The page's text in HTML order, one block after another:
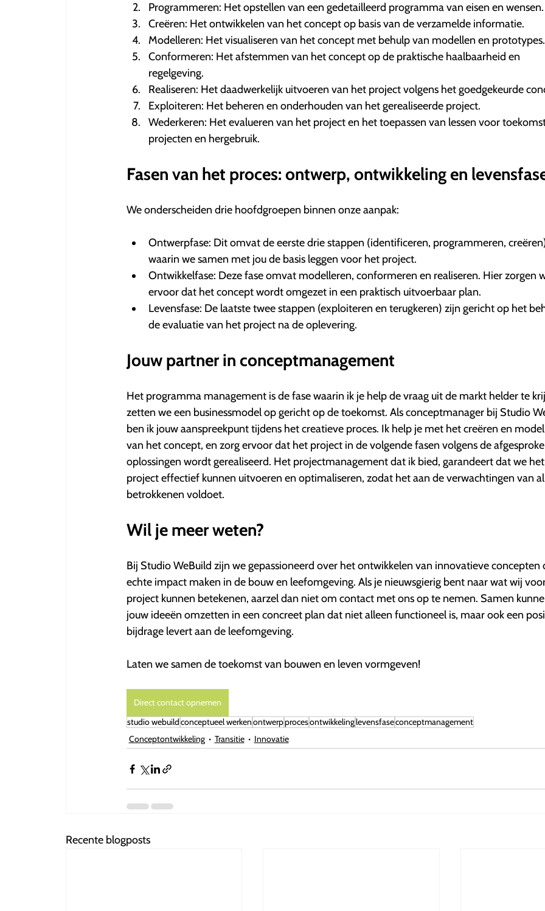
Programmeren: Het opstellen van een gedetailleerd programma van eisen en wensen.
Creëren: Het ontwikkelen van het concept op basis van de verzamelde informatie.
Modelleren: Het visualiseren van het concept met behulp van modellen en prototypes.
Conformeren: Het afstemmen van het concept op de praktische haalbaarheid en
regelgeving.
Realiseren: Het daadwerkelijk uitvoeren van het project volgens het goedgekeurde
Exploiteren: Het beheren en onderhouden van het gerealiseerde project.
Wederkeren: Het evalueren van het project en het toepassen van lessen voor
projecten en hergebruik.
Fasen van het proces: ontwerp, ontwikkeling en
We onderscheiden drie hoofdgroepen binnen onze aanpak:
Ontwerpfase: Dit omvat de eerste drie stappen (identificeren, programmeren,
waarin we samen met jou de basis leggen voor het project.
Ontwikkelfase: Deze fase omvat modelleren, conformeren en realiseren. Hier zorgen
ervoor dat het concept wordt omgezet in een praktisch uitvoerbaar plan.
Levensfase: De laatste twee stappen (exploiteren en terugkeren) zijn gericht op het
de evaluatie van het project na de oplevering.
Jouw partner in conceptmanagement
Het programma management is de fase waarin ik je help de vraag uit de markt helder te
zetten we een businessmodel op gericht op de toekomst. Als conceptmanager bij Studio
ben ik jouw aanspreekpunt tijdens het creatieve proces. Ik help je met het creëren en
van het concept, en zorg ervoor dat het project in de volgende fasen volgens de
oplossingen wordt gerealiseerd. Het projectmanagement dat ik bied, garandeert dat we het
project effectief kunnen uitvoeren en optimaliseren, zodat het aan de verwachtingen van
betrokkenen voldoet.
Wil je meer weten?
Bij Studio WeBuild zijn we gepassioneerd over het ontwikkelen van innovatieve concepten
echte impact maken in de bouw en leefomgeving. Als je nieuwsgierig bent naar wat wij
project kunnen betekenen, aarzel dan niet om contact met ons op te nemen. Samen
jouw ideeën omzetten in een concreet plan dat niet alleen functioneel is, maar ook een
bijdrage levert aan de leefomgeving.
Laten we samen de toekomst van bouwen en leven vormgeven!
Direct contact opnemen
studio webuildconceptueel werkenontwerpprocesontwikkelinglevensfaseconceptmanagement
Conceptontwikkeling
Transitie Innovatie
Recente blogposts